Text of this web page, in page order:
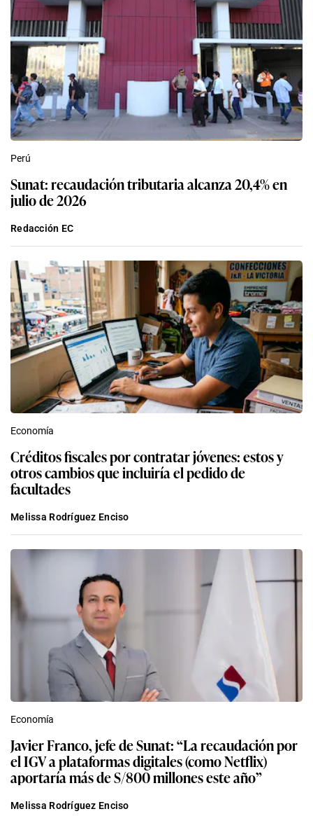
Perú
Sunat: recaudación tributaria alcanza 20,4% en
julio de 2026
Redacción EC
Economía
Créditos fiscales por contratar jóvenes: estos y
otros cambios que incluiría el pedido de
facultades
Melissa Rodríguez Enciso
Economía
Javier Franco, jefe de Sunat: “La recaudación por
el IGV a plataformas digitales (como Netflix)
aportaría más de S/800 millones este año”
Melissa Rodríguez Enciso